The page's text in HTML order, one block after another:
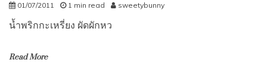
01/07/2011 1 min read sweetybunny
น้ำพริกกะเหรี่ยง ผัดผักหว
Read More